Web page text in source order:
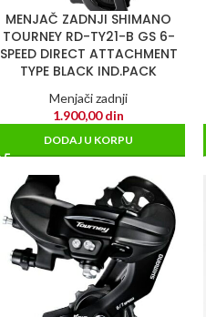
MENJAČ ZADNJI SHIMANO
TOURNEY RD-TY21-B GS 6-
SPEED DIRECT ATTACHMENT
TYPE BLACK IND.PACK
Menjači zadnji
1.900,00din
DODAJ U KORPU